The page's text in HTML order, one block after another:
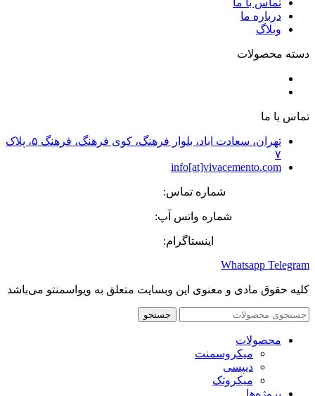
تماس با ما
درباره ما
وبلاگ
دسته محصولات
تماس با ما
تهران، سعادت اباد، بلوار فرهنگ، کوی فرهنگ، فرهنگ ۵، پلاک
۷
info[at]vivacemento.com
شماره تماس:
شماره واتس آپ:
اینستاگرام:
Whatsapp Telegram
کلیه حقوق مادی و معنوی این وبسایت متعلق به ویواسمنتو می‌باشد
جستجو
محصولات
میکروسمنت
دیپسی
میکروتک